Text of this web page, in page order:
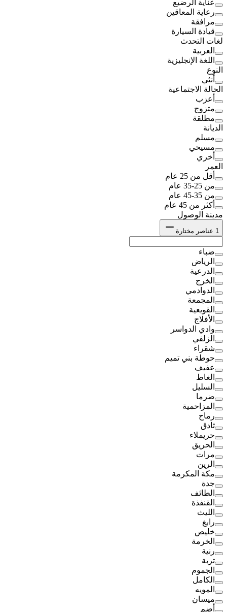
عناية الرضيع
رعاية المعاقين
مرافقة
قيادة السيارة
لغات التحدث
العربية
اللغة الإنجليزية
النوع
أنثي
الحالة الاجتماعية
أعزب
متزوج
مطلقة
الديانة
مسلم
مسيحي
أخري
العمر
أقل من 25 عام
من 25-35 عام
من 35-45 عام
أكثر من 45 عام
مدينة الوصول
1 عناصر مختارة
ضباء
الرياض
الدرعية
الخرج
الدوادمي
المجمعة
القويعية
الأفلاج
وادي الدواسر
الزلفي
شقراء
حوطة بني تميم
عفيف
الغاط
السليل
ضرما
المزاحمية
رماح
ثادق
حريملاء
الحريق
مرات
الرين
مكة المكرمة
جدة
الطائف
القنفذة
الليث
رابغ
خليص
الخرمة
رنية
تربة
الجموم
الكامل
المويه
ميسان
أضم